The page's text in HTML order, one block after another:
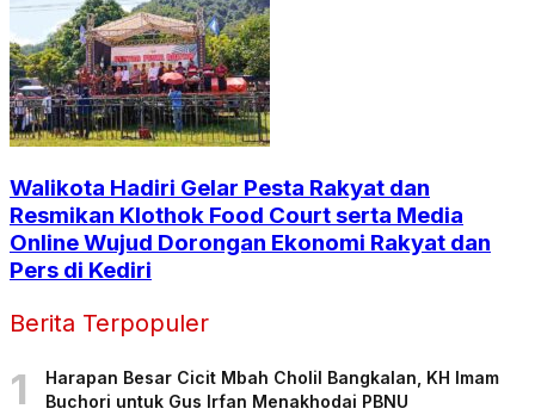
Walikota Hadiri Gelar Pesta Rakyat dan
Resmikan Klothok Food Court serta Media
Online Wujud Dorongan Ekonomi Rakyat dan
Pers di Kediri
Berita Terpopuler
1
Harapan Besar Cicit Mbah Cholil Bangkalan, KH Imam
Buchori untuk Gus Irfan Menakhodai PBNU